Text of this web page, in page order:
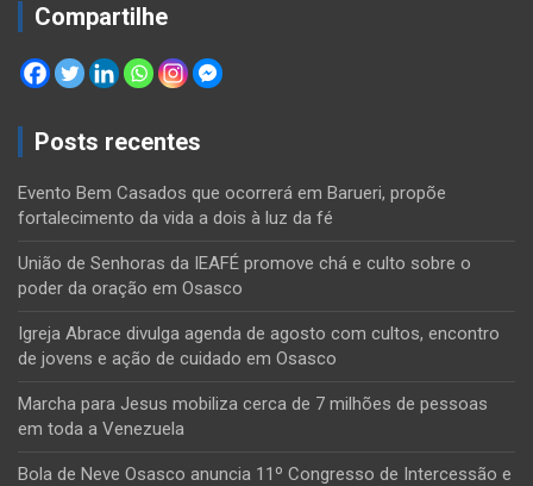
Compartilhe
Posts recentes
Evento Bem Casados que ocorrerá em Barueri, propõe
fortalecimento da vida a dois à luz da fé
União de Senhoras da IEAFÉ promove chá e culto sobre o
poder da oração em Osasco
Igreja Abrace divulga agenda de agosto com cultos, encontro
de jovens e ação de cuidado em Osasco
Marcha para Jesus mobiliza cerca de 7 milhões de pessoas
em toda a Venezuela
Bola de Neve Osasco anuncia 11º Congresso de Intercessão e